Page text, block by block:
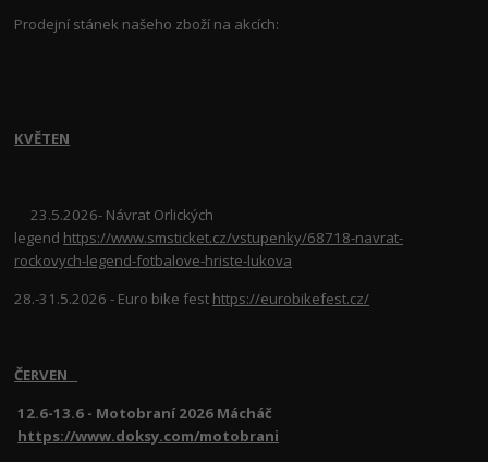
Prodejní stánek našeho zboží na akcích:
KVĚTEN
23.5.2026- Návrat Orlických
legend https://www.smsticket.cz/vstupenky/68718-navrat-
rockovych-legend-fotbalove-hriste-lukova
28.-31.5.2026 - Euro bike fest https://eurobikefest.cz/
ČERVEN
12.6-13.6 - Motobraní 2026 Mácháč
https://www.doksy.com/motobrani